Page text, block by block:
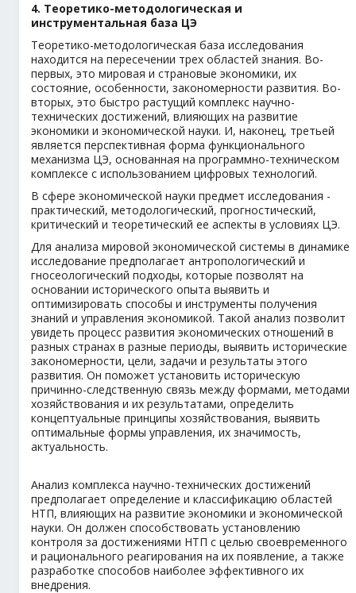
4. Теоретико-методологическая и
инструментальная база ЦЭ
Теоретико-методологическая база исследования
находится на пересечении трех областей знания. Во-
первых, это мировая и страновые экономики, их
состояние, особенности, закономерности развития. Во-
вторых, это быстро растущий комплекс научно-
технических достижений, влияющих на развитие
экономики и экономической науки. И, наконец, третьей
является перспективная форма функционального
механизма ЦЭ, основанная на программно-техническом
комплексе с использованием цифровых технологий.
В сфере экономической науки предмет исследования -
практический, методологический, прогностический,
критический и теоретический ее аспекты в условиях ЦЭ.
Для анализа мировой экономической системы в динамике
исследование предполагает антропологический и
гносеологический подходы, которые позволят на
основании исторического опыта выявить и
оптимизировать способы и инструменты получения
знаний и управления экономикой. Такой анализ позволит
увидеть процесс развития экономических отношений в
разных странах в разные периоды, выявить исторические
закономерности, цели, задачи и результаты этого
развития. Он поможет установить историческую
причинно-следственную связь между формами, методами
хозяйствования и их результатами, определить
концептуальные принципы хозяйствования, выявить
оптимальные формы управления, их значимость,
актуальность.
Анализ комплекса научно-технических достижений
предполагает определение и классификацию областей
НТП, влияющих на развитие экономики и экономической
науки. Он должен способствовать установлению
контроля за достижениями НТП с целью своевременного
и рационального реагирования на их появление, а также
разработке способов наиболее эффективного их
внедрения.